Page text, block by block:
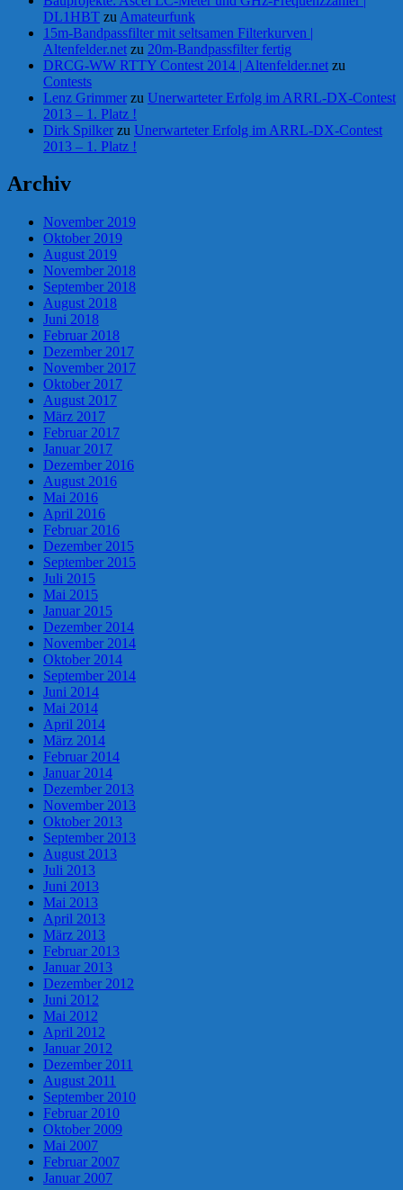
DL1HBT zu Amateurfunk
15m-Bandpassfilter mit seltsamen Filterkurven |
Altenfelder.net zu 20m-Bandpassfilter fertig
DRCG-WW RTTY Contest 2014 | Altenfelder.net zu
Contests
Lenz Grimmer zu Unerwarteter Erfolg im ARRL-DX-Contest
2013 – 1. Platz !
Dirk Spilker zu Unerwarteter Erfolg im ARRL-DX-Contest
2013 – 1. Platz !
Archiv
November 2019
Oktober 2019
August 2019
November 2018
September 2018
August 2018
Juni 2018
Februar 2018
Dezember 2017
November 2017
Oktober 2017
August 2017
März 2017
Februar 2017
Januar 2017
Dezember 2016
August 2016
Mai 2016
April 2016
Februar 2016
Dezember 2015
September 2015
Juli 2015
Mai 2015
Januar 2015
Dezember 2014
November 2014
Oktober 2014
September 2014
Juni 2014
Mai 2014
April 2014
März 2014
Februar 2014
Januar 2014
Dezember 2013
November 2013
Oktober 2013
September 2013
August 2013
Juli 2013
Juni 2013
Mai 2013
April 2013
März 2013
Februar 2013
Januar 2013
Dezember 2012
Juni 2012
Mai 2012
April 2012
Januar 2012
Dezember 2011
August 2011
September 2010
Februar 2010
Oktober 2009
Mai 2007
Februar 2007
Januar 2007